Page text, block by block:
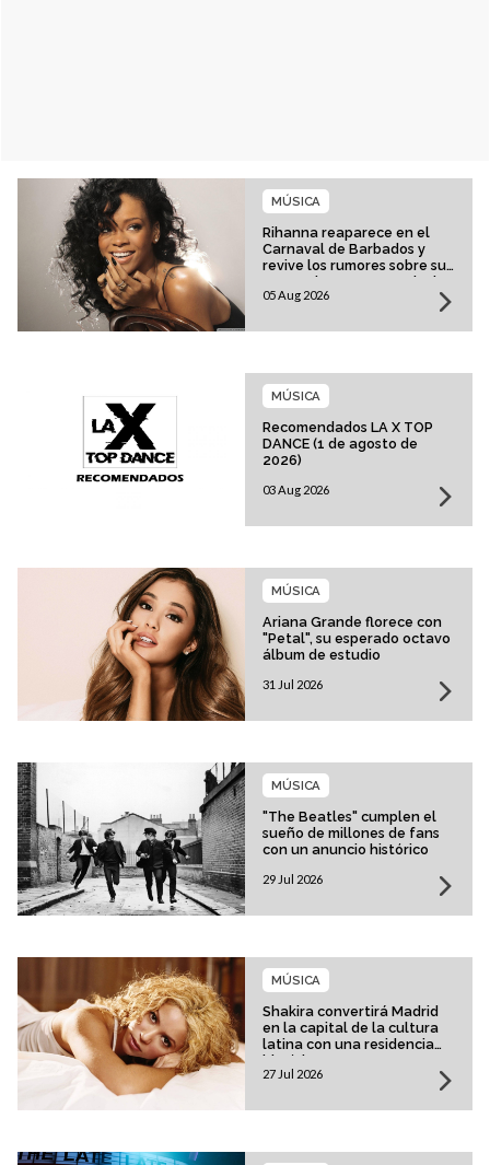
Rihanna reaparece en el
Carnaval de Barbados y
revive los rumores sobre su
esperado regreso musical
MÚSICA
05 Aug 2026
Recomendados LA X TOP
DANCE (1 de agosto de
2026)
MÚSICA
03 Aug 2026
Ariana Grande florece con
"Petal", su esperado octavo
álbum de estudio
MÚSICA
31 Jul 2026
"The Beatles" cumplen el
sueño de millones de fans
con un anuncio histórico
MÚSICA
29 Jul 2026
Shakira convertirá Madrid
en la capital de la cultura
latina con una residencia
histórica
MÚSICA
27 Jul 2026